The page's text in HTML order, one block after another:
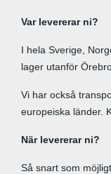
Var levererar ni?
I hela Sverige,
lager utanför
Vi har också
europeiska länder.
När levererar ni?
Så snart som